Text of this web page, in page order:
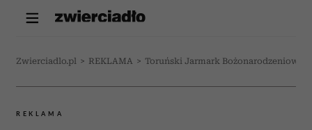
Zwierciadlo.pl > REKLAMA > Toruński Jarmark Bożonarodzeniowy
REKLAMA